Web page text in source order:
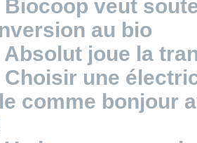
Biocoop veut
au bio
Absolut joue la
Choisir une
comme bonjour